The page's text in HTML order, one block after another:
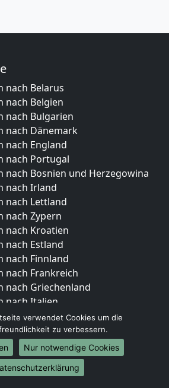
nach Belarus
nach Belgien
nach Bulgarien
nach Dänemark
nach England
nach Portugal
nach Bosnien und Herzegowina
nach Irland
nach Lettland
nach Zypern
nach Kroatien
nach Estland
nach Finnland
nach Frankreich
nach Griechenland
nach Italien
nach Liechtenstein
nach Luxemburg
nach Niederlande
nach Norwegen
verwendet Cookies um die
zu verbessern.
Nur notwendige Cookies